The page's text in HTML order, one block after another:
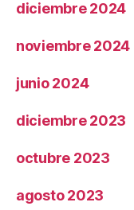
diciembre 2024
noviembre 2024
junio 2024
diciembre 2023
octubre 2023
agosto 2023